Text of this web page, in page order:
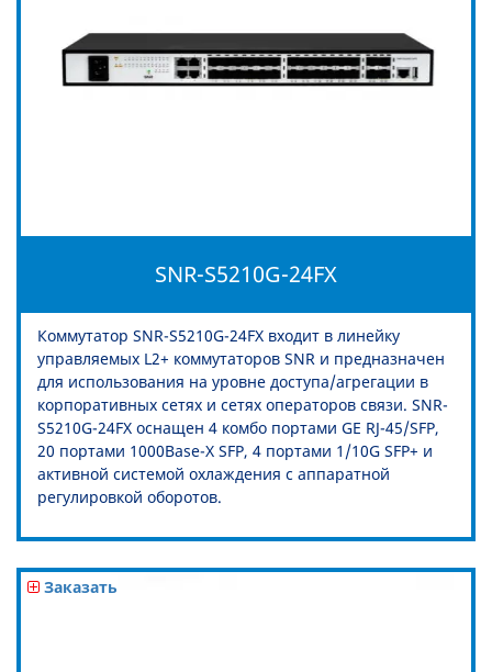
SNR-S5210G-24FX
Коммутатор SNR-S5210G-24FX входит в линейку
управляемых L2+ коммутаторов SNR и предназначен
для использования на уровне доступа/агрегации в
корпоративных сетях и сетях операторов связи. SNR-
S5210G-24FX оснащен 4 комбо портами GE RJ-45/SFP,
20 портами 1000Base-X SFP, 4 портами 1/10G SFP+ и
активной системой охлаждения с аппаратной
регулировкой оборотов.
Заказать